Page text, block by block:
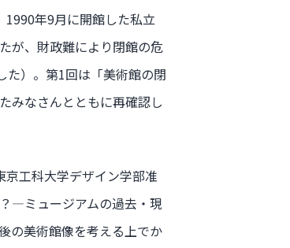
1990年9月に開館した私立
が、財政難により閉館の危
た）。第1回は「美術館の閉
みなさんとともに再確認し
工科大学デザイン学部准
―ミュージアムの過去・現
の美術館像を考える上でか